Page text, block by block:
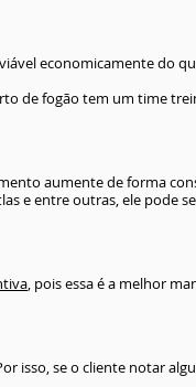
de boilereconomicamente do
de fogão tem um time
aumente de forma
e entre outras, ele pode
, pois essa é a melhor
isso, se o cliente notar